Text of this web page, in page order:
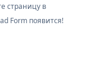
страницу в
Form появится!